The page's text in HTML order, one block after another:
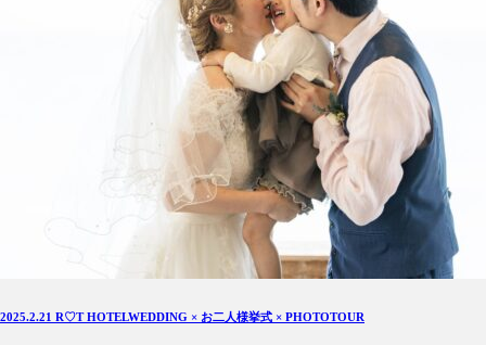
2025.2.21 R♡T HOTELWEDDING × お二人様挙式 × PHOTOTOUR